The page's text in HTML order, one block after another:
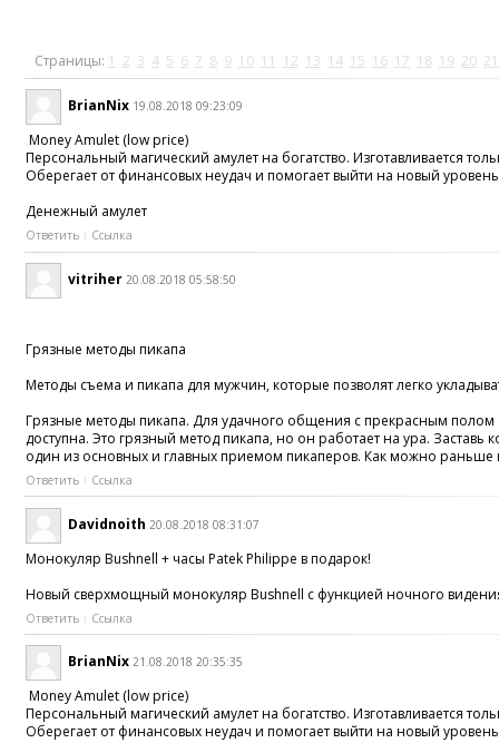
Страницы: 1 2 3 4 5 6 7 8 9 10 11 12 13 14 15 16 17 18 19 20 21
BrianNix 19.08.2018 09:23:09
Money Amulet (low price)
Персональный магический амулет на богатство. Изготавливается
Оберегает от финансовых неудач и помогает выйти на новый
Денежный амулет
Ответить Ссылка
vitriher 20.08.2018 05:58:50
Грязные методы пикапа
Методы съема и пикапа для мужчин, которые позволят легко
Грязные методы пикапа. Для удачного общения с прекрасным полом
доступна. Это грязный метод пикапа, но он работает на ура.
один из основных и главных приемом пикаперов. Как можно раньше
Ответить Ссылка
Davidnoith 20.08.2018 08:31:07
Монокуляр Bushnell + часы Patek Philippe в подарок!
Новый сверхмощный монокуляр Bushnell с функцией ночного
Ответить Ссылка
BrianNix 21.08.2018 20:35:35
Money Amulet (low price)
Персональный магический амулет на богатство. Изготавливается
Оберегает от финансовых неудач и помогает выйти на новый